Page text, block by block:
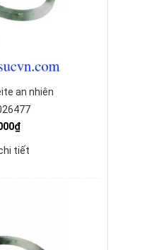
an nhiên
tiết